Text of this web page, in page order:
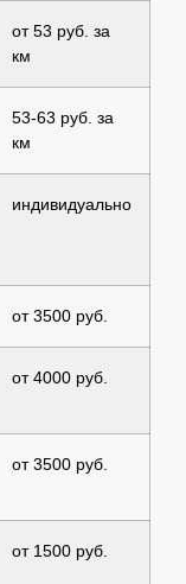
от 53 руб. за
км
53-63 руб. за
км
индивидуально
от 3500 руб.
от 4000 руб.
от 3500 руб.
от 1500 руб.